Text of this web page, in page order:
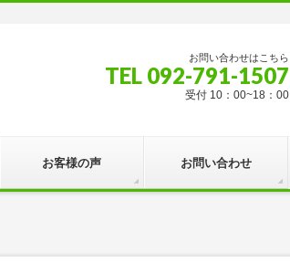
お問い合わせはこちら
TEL 092-791-1507
受付 10：00~18：00
お客様の声 お問い合わせ